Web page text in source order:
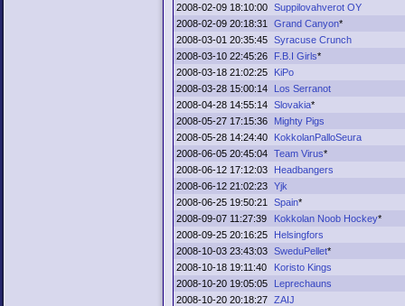
2008-02-09 18:10:00 Suppilovahverot OY
2008-02-09 20:18:31
Grand Canyon*
2008-03-01 20:35:45 Syracuse Crunch
2008-03-10 22:45:26
F.B.I Girls*
2008-03-18 21:02:25
KiPo
2008-03-28 15:00:14
Los Serranot
2008-04-28 14:55:14 Slovakia*
2008-05-27 17:15:36
Mighty Pigs
2008-05-28 14:24:40
KokkolanPalloSeura
2008-06-05 20:45:04 Team Virus*
2008-06-12 17:12:03
Headbangers
2008-06-12 21:02:23 Yjk
2008-06-25 19:50:21
Spain*
2008-09-07 11:27:39
Kokkolan Noob Hockey*
2008-09-25 20:16:25
Helsingfors
2008-10-03 23:43:03 SweduPellet*
2008-10-18 19:11:40
Koristo Kings
2008-10-20 19:05:05
Leprechauns
2008-10-20 20:18:27 ZAIJ